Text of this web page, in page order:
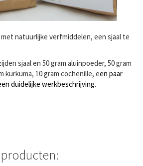
natuurlijke verfmiddelen, een sjaal te
sjaal en 50 gram aluinpoeder, 50 gram
kurkuma, 10 gram cochenille, een paar
duidelijke werkbeschrijving.